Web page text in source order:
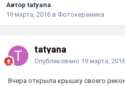
Автор tatyana
19 марта, 2016 в Фотокерамика
tatyana
Опубликовано 19 марта, 2016
Вчера открыла крышку своего